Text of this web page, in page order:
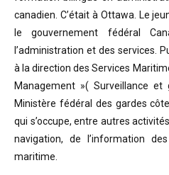
canadien. C’était à Ottawa. Le
le gouvernement fédéral
l’administration et des services.
à la direction des Services
Management »( Surveillance
Ministère fédéral des gardes
qui s’occupe, entre autres
navigation, de l’information
maritime.